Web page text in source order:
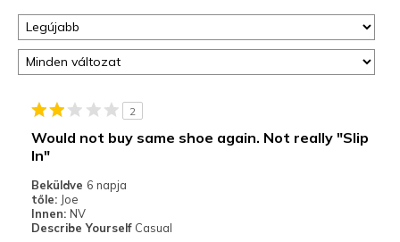
2
Would not buy same shoe again. Not really "Slip
In"
Beküldve 6 napja
tőle: Joe
Innen: NV
Describe Yourself Casual